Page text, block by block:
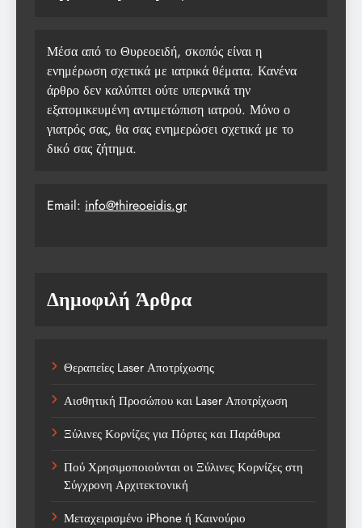
Μέσα από το Θυρεοειδή, σκοπός είναι η
ενημέρωση σχετικά με ιατρικά θέματα. Κανένα
άρθρο δεν καλύπτει ούτε υπερνικά την
εξατομικευμένη αντιμετώπιση ιατρού. Μόνο ο
γιατρός σας, θα σας ενημερώσει σχετικά με το
δικό σας ζήτημα.
Email: info@thireoeidis.gr
Δημοφιλή Άρθρα
Θεραπείες Laser Αποτρίχωσης
Αισθητική Προσώπου και Laser Αποτρίχωση
Ξύλινες Κορνίζες για Πόρτες και Παράθυρα
Πού Χρησιμοποιούνται οι Ξύλινες Κορνίζες στη
Σύγχρονη Αρχιτεκτονική
Μεταχειρισμένο iPhone ή Καινούριο